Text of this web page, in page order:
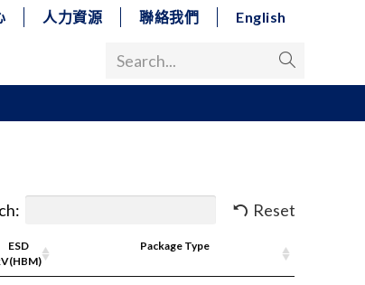
人力資源 聯絡我們 English
Search...
Reset
ESD
Package Type